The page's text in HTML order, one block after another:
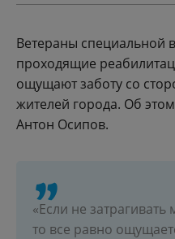
Ветераны специальной
проходящие
ощущают заботу со
жителей города. Об
Антон Осипов.
«Если не
то все равно